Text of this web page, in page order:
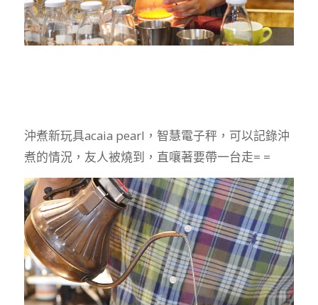
沖煮新玩具acaia pearl，智慧電子秤，可以記錄沖
煮的情況，友人被燒到，直嚷著要帶一台走= =